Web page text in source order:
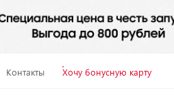
Контакты Хочу бонусную карту